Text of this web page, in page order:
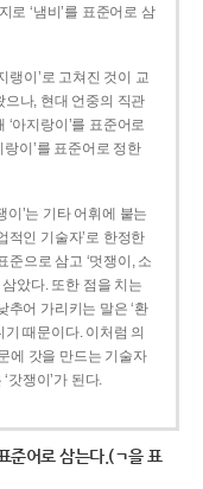
로 ‘냄비’를 표준어로 삼
랭이’로 고쳐진 것이 교
으나, 현대 언중의 직관
‘아지랑이’를 표준어로
이’를 표준어로 정한
이’는 기타 어휘에 붙는
적인 기술자’로 한정한
준으로 삼고 ‘멋쟁이, 소
삼았다. 또한 점을 치는
추어 가리키는 말은 ‘환
때문이다. 이처럼 의
에 갓을 만드는 기술자
갓쟁이’가 된다.
준어로 삼는다.(ㄱ을 표